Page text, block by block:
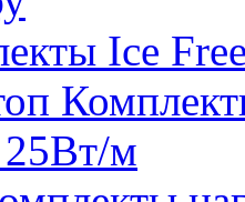
Ice
25Вт/м